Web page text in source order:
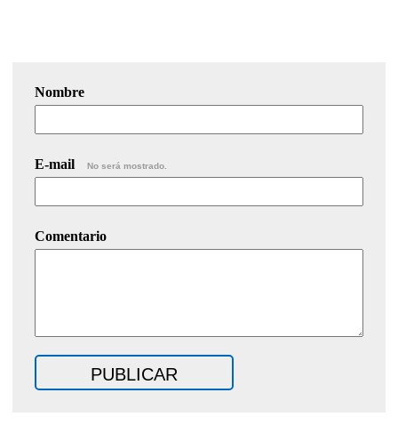
Nombre
E-mail No será mostrado.
Comentario